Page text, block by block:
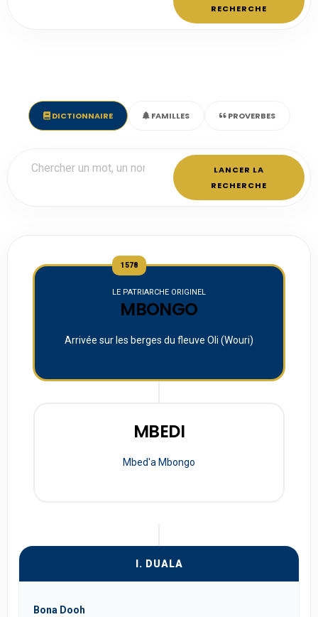
RECHERCHE
DICTIONNAIRE FAMILLES PROVERBES
LANCER LA
RECHERCHE
1578
LE PATRIARCHE ORIGINEL
MBONGO
Arrivée sur les berges du fleuve Oli (Wouri)
MBEDI
Mbed'a Mbongo
I. DUALA
Bona Dooh